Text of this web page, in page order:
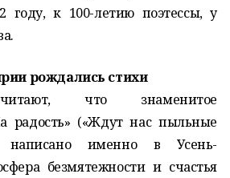
году, к 100-летию поэтессы, у
рождались стихи
что знаменитое
радость» («Ждут нас пыльные
написано именно в Усень-
безмятежности и счастья